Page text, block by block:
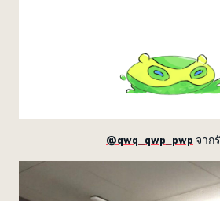
@qwq_qwp_pwp จาก